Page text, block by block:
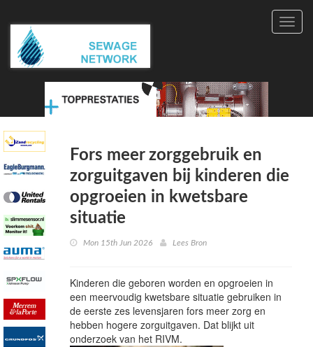
Fors meer zorggebruik en
zorguitgaven bij kinderen die
opgroeien in kwetsbare
situatie
Mon 15th Jun 2026 Lees Bron
Kinderen die geboren worden en opgroeien in
een meervoudig kwetsbare situatie gebruiken in
de eerste zes levensjaren fors meer zorg en
hebben hogere zorguitgaven. Dat blijkt uit
onderzoek van het RIVM.